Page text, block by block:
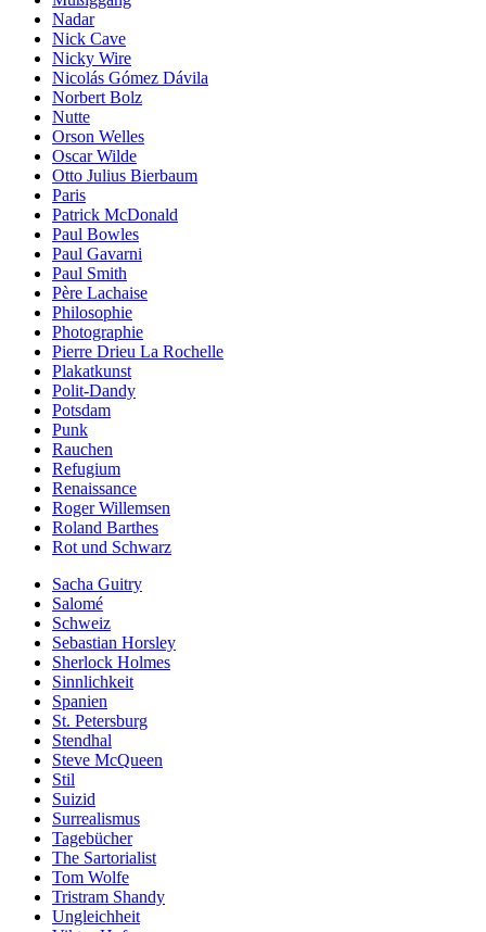
Nadar
Nick Cave
Nicky Wire
Nicolás Gómez Dávila
Norbert Bolz
Nutte
Orson Welles
Oscar Wilde
Otto Julius Bierbaum
Paris
Patrick McDonald
Paul Bowles
Paul Gavarni
Paul Smith
Père Lachaise
Philosophie
Photographie
Pierre Drieu La Rochelle
Plakatkunst
Polit-Dandy
Potsdam
Punk
Rauchen
Refugium
Renaissance
Roger Willemsen
Roland Barthes
Rot und Schwarz
Sacha Guitry
Salomé
Schweiz
Sebastian Horsley
Sherlock Holmes
Sinnlichkeit
Spanien
St. Petersburg
Stendhal
Steve McQueen
Stil
Suizid
Surrealismus
Tagebücher
The Sartorialist
Tom Wolfe
Tristram Shandy
Ungleichheit